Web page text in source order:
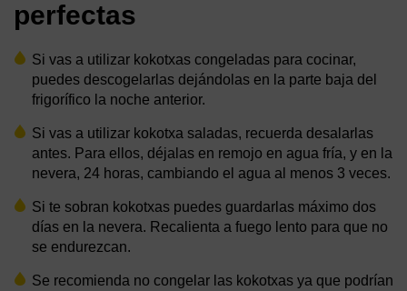
perfectas
Si vas a utilizar kokotxas congeladas para cocinar,
puedes descogelarlas dejándolas en la parte baja del
frigorífico la noche anterior.
Si vas a utilizar kokotxa saladas, recuerda desalarlas
antes. Para ellos, déjalas en remojo en agua fría, y en la
nevera, 24 horas, cambiando el agua al menos 3 veces.
Si te sobran kokotxas puedes guardarlas máximo dos
días en la nevera. Recalienta a fuego lento para que no
se endurezcan.
Se recomienda no congelar las kokotxas ya que podrían